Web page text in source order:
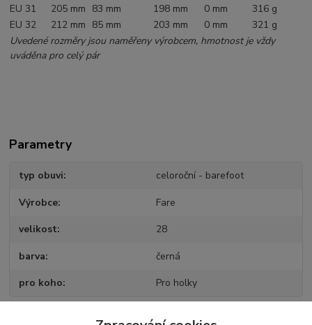
EU 31
205 mm 83 mm 198 mm 0 mm
316 g
EU 32
212 mm 85 mm 203 mm 0 mm
321 g
Uvedené rozměry jsou naměřeny výrobcem, hmotnost je vždy
uváděna pro celý pár
Parametry
typ obuvi celoroční - barefoot
Výrobce Fare
velikost 28
barva černá
pro koho Pro holky